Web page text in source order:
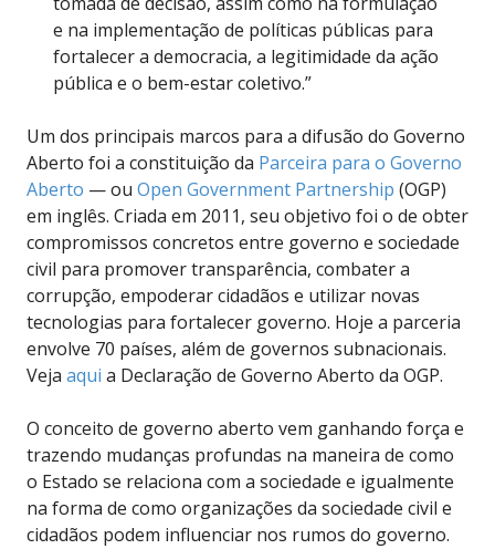
e na implementação de políticas públicas para
fortalecer a democracia, a legitimidade da ação
pública e o bem-estar coletivo.”
Um dos principais marcos para a difusão do Governo
Aberto foi a constituição da Parceira para o Governo
Aberto — ou Open Government Partnership (OGP)
em inglês. Criada em 2011, seu objetivo foi o de obter
compromissos concretos entre governo e sociedade
civil para promover transparência, combater a
corrupção, empoderar cidadãos e utilizar novas
tecnologias para fortalecer governo. Hoje a parceria
envolve 70 países, além de governos subnacionais.
Veja aqui a Declaração de Governo Aberto da OGP.
O conceito de governo aberto vem ganhando força e
trazendo mudanças profundas na maneira de como
o Estado se relaciona com a sociedade e igualmente
na forma de como organizações da sociedade civil e
cidadãos podem influenciar nos rumos do governo.